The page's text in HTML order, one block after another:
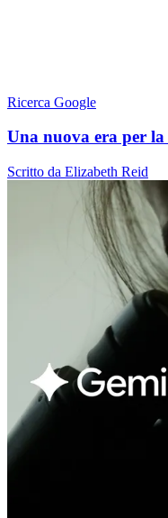
Ricerca Google
Una nuova era per
Scritto da Elizabeth Reid